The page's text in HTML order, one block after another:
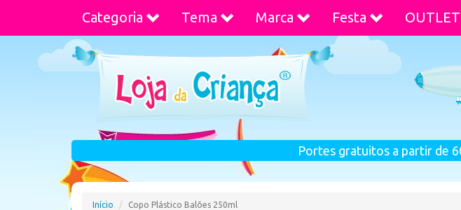
Categoria Tema Marca Festa OUTLET
Portes gratuitos a partir de
Início Copo Plástico Balões 250ml